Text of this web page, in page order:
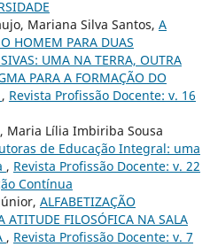
Mariana Silva Santos, A
HOMEM PARA DUAS
UMA NA TERRA, OUTRA
PARA A FORMAÇÃO DO
, Revista Profissão Docente: v. 16
Maria Lília Imbiriba Sousa
de Educação Integral: uma
, Revista Profissão Docente: v. 22
Contínua
ALFABETIZAÇÃO
ATITUDE FILOSÓFICA NA SALA
, Revista Profissão Docente: v. 7